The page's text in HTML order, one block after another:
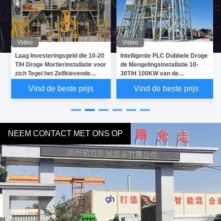
Video
Laag Investeringsgeld die 10-20
T/H Droge Mortierinstallatie voor
zich Tegel het Zelfklevende
Vind de beste prijs
Video
Intelligente PLC Dubbele Droge
de Mengelingsinstallatie 10-
30T/H 100KW van de
Vind de beste prijs
NEEM CONTACT MET ONS OP